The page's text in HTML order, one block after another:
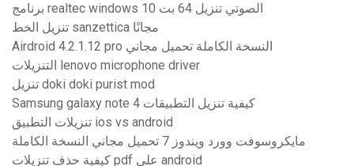
برنامج realtec windows 10 الصوتي تنزيل 64 بت
تنزيل الخط sanzettica مجانًا
Airdroid 4.2.1.12 pro النسخة الكاملة تحميل مجاني
التنزيلات lenovo microphone driver
تنزيل doki doki purist mod
Samsung galaxy note 4 كيفية تنزيل التطبيقات
تنزيلات التطبيق ios vs android
مايكروسوفت وورد ويندوز 7 تحميل مجاني النسخة الكاملة
كيفية حذف تنزيلات pdf على android